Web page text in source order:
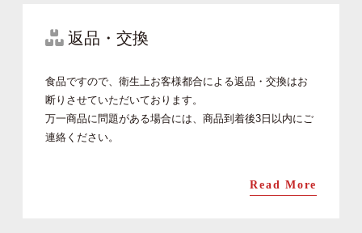
返品・交換
食品ですので、衛生上お客様都合による返品・交換はお
断りさせていただいております。
万一商品に問題がある場合には、商品到着後3日以内にご
連絡ください。
Read More